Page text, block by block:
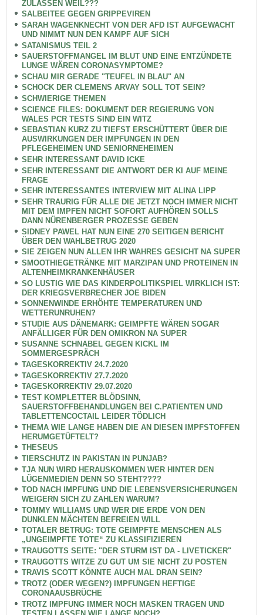
ZULASSEN WEIL???
SALBEITEE GEGEN GRIPPEVIREN
SARAH WAGENKNECHT VON DER AFD IST AUFGEWACHT
UND NIMMT NUN DEN KAMPF AUF SICH
SATANISMUS TEIL 2
SAUERSTOFFMANGEL IM BLUT UND EINE ENTZÜNDETE
LUNGE WÄREN CORONASYMPTOME?
SCHAU MIR GERADE "TEUFEL IN BLAU" AN
SCHOCK DER CLEMENS ARVAY SOLL TOT SEIN?
SCHWIERIGE THEMEN
SCIENCE FILES: DOKUMENT DER REGIERUNG VON
WALES PCR TESTS SIND EIN WITZ
SEBASTIAN KURZ ZU TIEFST ERSCHÜTTERT ÜBER DIE
AUSWIRKUNGEN DER IMPFUNGEN IN DEN
PFLEGEHEIMEN UND SENIORNEHEIMEN
SEHR INTERESSANT DAVID ICKE
SEHR INTERESSANT DIE ANTWORT DER KI AUF MEINE
FRAGE
SEHR INTERESSANTES INTERVIEW MIT ALINA LIPP
SEHR TRAURIG FÜR ALLE DIE JETZT NOCH IMMER NICHT
MIT DEM IMPFEN NICHT SOFORT AUFHÖREN SOLLS
DANN NÜRENBERGER PROZESSE GEBEN
SIDNEY PAWEL HAT NUN EINE 270 SEITIGEN BERICHT
ÜBER DEN WAHLBETRUG 2020
SIE ZEIGEN NUN ALLEN IHR WAHRES GESICHT NA SUPER
SMOOTHIEGETRÄNKE MIT MARZIPAN UND PROTEINEN IN
ALTENHEIMKRANKENHÄUSER
SO LUSTIG WIE DAS KINDERPOLITIKSPIEL WIRKLICH IST:
DER KRIEGSVERBRECHER JOE BIDEN
SONNENWINDE ERHÖHTE TEMPERATUREN UND
WETTERUNRUHEN?
STUDIE AUS DÄNEMARK: GEIMPFTE WÄREN SOGAR
ANFÄLLIGER FÜR DEN OMIKRON NA SUPER
SUSANNE SCHNABEL GEGEN KICKL IM
SOMMERGESPRÄCH
TAGESKORREKTIV 24.7.2020
TAGESKORREKTIV 27.7.2020
TAGESKORREKTIV 29.07.2020
TEST KOMPLETTER BLÖDSINN,
SAUERSTOFFBEHANDLUNGEN BEI C.PATIENTEN UND
TABLETTENCOCTAIL LEIDER TÖDLICH
THEMA WIE LANGE HABEN DIE AN DIESEN IMPFSTOFFEN
HERUMGETÜFTELT?
THESEUS
TIERSCHUTZ IN PAKISTAN IN PUNJAB?
TJA NUN WIRD HERAUSKOMMEN WER HINTER DEN
LÜGENMEDIEN DENN SO STEHT????
TOD NACH IMPFUNG UND DIE LEBENSVERSICHERUNGEN
WEIGERN SICH ZU ZAHLEN WARUM?
TOMMY WILLIAMS UND WER DIE ERDE VON DEN
DUNKLEN MÄCHTEN BEFREIEN WILL
TOTALER BETRUG: TOTE GEIMPFTE MENSCHEN ALS
„UNGEIMPFTE TOTE“ ZU KLASSIFIZIEREN
TRAUGOTTS SEITE: "DER STURM IST DA - LIVETICKER"
TRAUGOTTS WITZE ZU GUT UM SIE NICHT ZU POSTEN
TRAVIS SCOTT KÖNNTE AUCH MAL DRAN SEIN?
TROTZ (ODER WEGEN?) IMPFUNGEN HEFTIGE
CORONAAUSBRÜCHE
TROTZ IMPFUNG IMMER NOCH MASKEN TRAGEN UND